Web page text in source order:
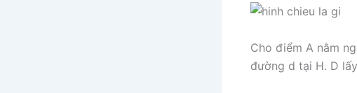
Cho điểm A nằm
đường d tại H. D